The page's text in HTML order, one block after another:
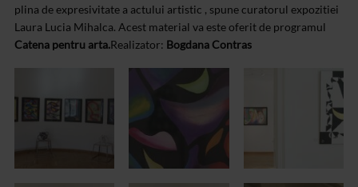
plina de expresivitate a actului artistic , spune curatorul expozitiei
Laura Lucia Mihalca. Acest material va este oferit de programul
Catena pentru arta.Realizator: Bogdana Contras